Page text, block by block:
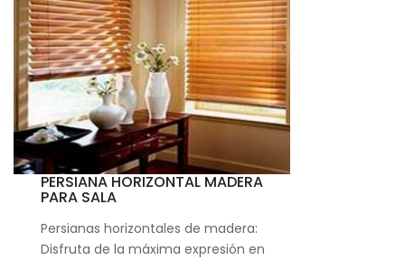
PERSIANA HORIZONTAL MADERA
PARA SALA
Persianas horizontales de madera:
Disfruta de la máxima expresión en